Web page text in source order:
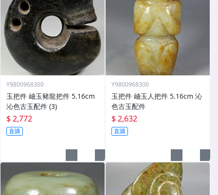
Y9800968300
玉把件 岫玉豬龍把件 5.16cm
沁色古玉配件 (3)
$ 2,772
直購
Y9800968300
玉把件 岫玉人把件 5.16cm 沁
色古玉配件
$ 2,632
直購